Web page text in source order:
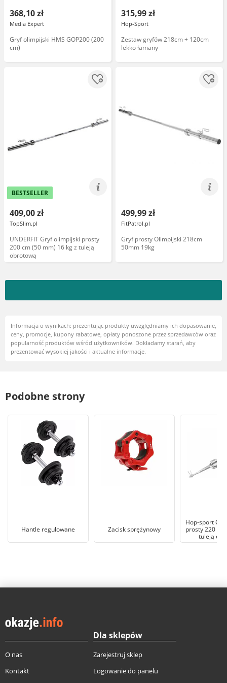
368,10 zł
Media Expert
Gryf olimpijski HMS GOP200 (200
cm)
315,99 zł
Hop-Sport
Zestaw gryfów 218cm + 120cm
lekko łamany
BESTSELLER
409,00 zł
TopSlim.pl
UNDERFIT Gryf olimpijski prosty
200 cm (50 mm) 16 kg z tuleją
obrotową
499,99 zł
FitPatrol.pl
Gryf prosty Olimpijski 218cm
50mm 19kg
Informacja o wynikach: prezentując produkty uwzględniamy ich dopasowanie,
ceny, promocje, kupony rabatowe, opłaty ponoszone przez sprzedawców oraz
popularność produktów wśród użytkowników. Dokładamy starań, aby
prezentować wysokiej jakości i aktualne informacje.
Podobne strony
Hantle regulowane Zacisk sprężynowy
Hop-sport
prosty 220
tuleją
O nas
Kontakt
Dla sklepów
Zarejestruj sklep
Logowanie do panelu